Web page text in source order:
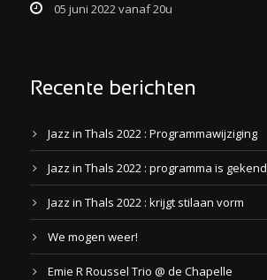
05 juni 2022 vanaf 20u
Recente berichten
Jazz in Thals 2022 : Programmawijziging
Jazz in Thals 2022 : programma is gekend
Jazz in Thals 2022 : krijgt stilaan vorm
We mogen weer!
Emie R Roussel Trio @ de Chapelle